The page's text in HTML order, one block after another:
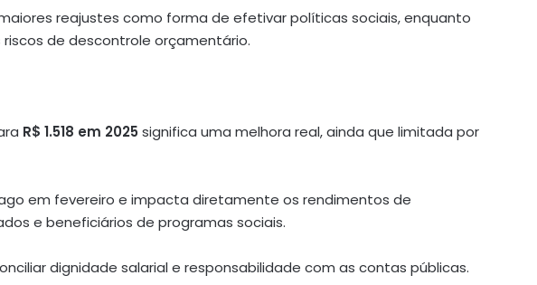
reajustes como forma de efetivar políticas sociais, enquanto
de descontrole orçamentário.
R$ 1.518 em 2025 significa uma melhora real, ainda que limitada por
em fevereiro e impacta diretamente os rendimentos de
e beneficiários de programas sociais.
dignidade salarial e responsabilidade com as contas públicas.